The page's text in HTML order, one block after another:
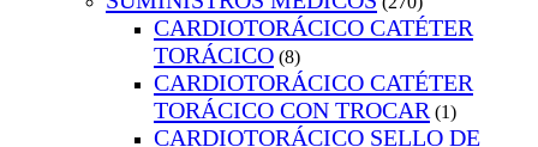
CARDIOTORÁCICO CATÉTER
TORÁCICO (8)
CARDIOTORÁCICO CATÉTER
TORÁCICO CON TROCAR (1)
CARDIOTORÁCICO SELLO DE